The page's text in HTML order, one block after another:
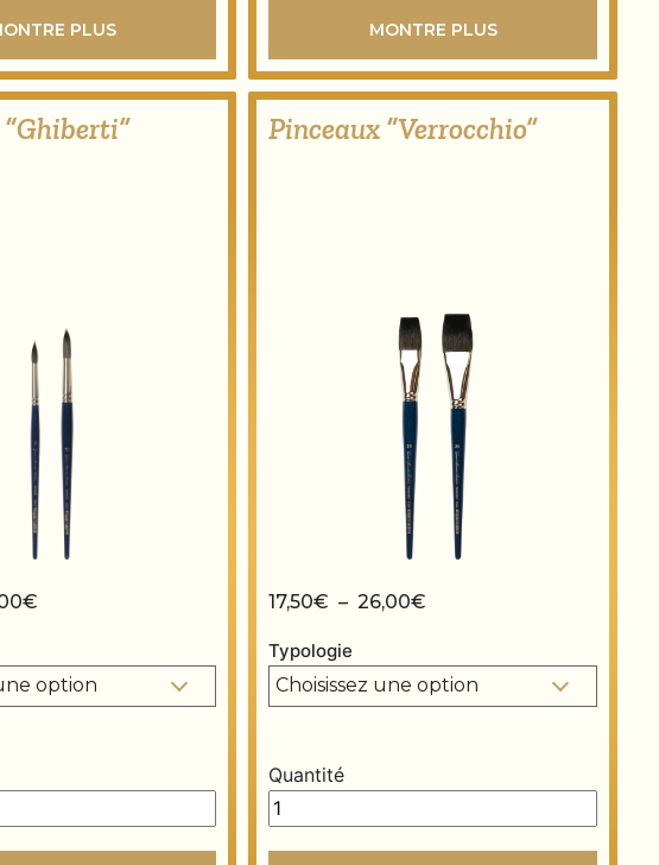
PLUS MONTRE PLUS
€ Plage de prix : 8,00€ à 12,00€
quantity
Pinceaux “Verrocchio”
17,50€ – 26,00€
Typologie
Quantité
Pinceaux “Verrocchio” quantity